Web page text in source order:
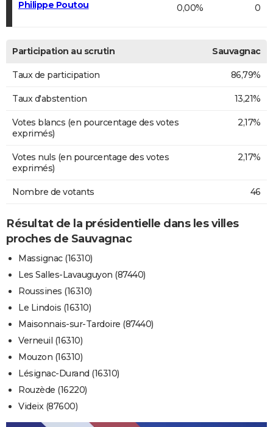
Philippe Poutou 0,00% 0
Participation au scrutin Sauvagnac
Taux de participation 86,79%
Taux d'abstention 13,21%
Votes blancs (en pourcentage des votes
exprimés)
2,17%
Votes nuls (en pourcentage des votes
exprimés)
2,17%
Nombre de votants 46
Résultat de la présidentielle dans les villes
proches de Sauvagnac
Massignac (16310)
Les Salles-Lavauguyon (87440)
Roussines (16310)
Le Lindois (16310)
Maisonnais-sur-Tardoire (87440)
Verneuil (16310)
Mouzon (16310)
Lésignac-Durand (16310)
Rouzède (16220)
Videix (87600)